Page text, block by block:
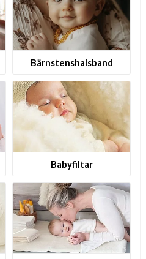
B­ä­r­n­s­t­e­n­s­h­a­l­s­b­a­n­d
Babyfiltar